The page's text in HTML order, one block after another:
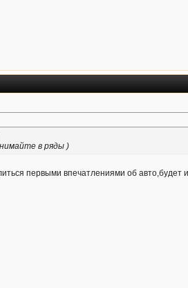
в ряды )
первыми впечатлениями об авто,будет